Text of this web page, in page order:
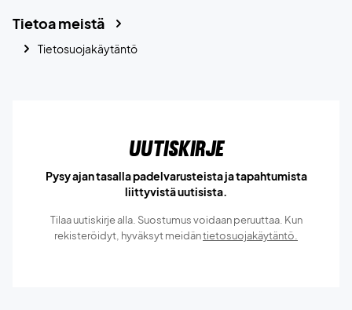
Tietoa meistä
Tietosuojakäytäntö
Uutiskirje
Pysy ajan tasalla padelvarusteista ja tapahtumista
liittyvistä uutisista.
Tilaa uutiskirje alla. Suostumus voidaan peruuttaa. Kun
rekisteröidyt, hyväksyt meidäntietosuojakäytäntö.